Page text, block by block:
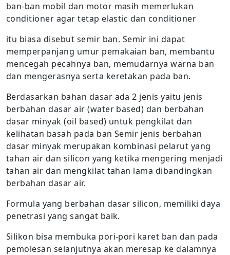
ban-ban mobil dan motor masih memerlukan
conditioner agar tetap elastic dan conditioner
itu biasa disebut semir ban. Semir ini dapat
memperpanjang umur pemakaian ban, membantu
mencegah pecahnya ban, memudarnya warna ban
dan mengerasnya serta keretakan pada ban.
Berdasarkan bahan dasar ada 2 jenis yaitu jenis
berbahan dasar air (water based) dan berbahan
dasar minyak (oil based) untuk pengkilat dan
kelihatan basah pada ban Semir jenis berbahan
dasar minyak merupakan kombinasi pelarut yang
tahan air dan silicon yang ketika mengering menjadi
tahan air dan mengkilat tahan lama dibandingkan
berbahan dasar air.
Formula yang berbahan dasar silicon, memiliki daya
penetrasi yang sangat baik.
Silikon bisa membuka pori-pori karet ban dan pada
pemolesan selanjutnya akan meresap ke dalamnya